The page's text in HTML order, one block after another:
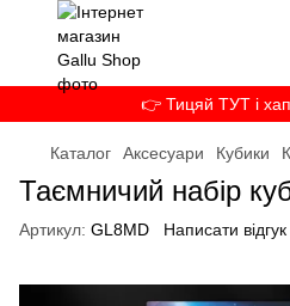
👉 Тицяй ТУТ і
Каталог Аксесуари Кубики
Таємничий набір
Артикул: GL8MD Написати відгук